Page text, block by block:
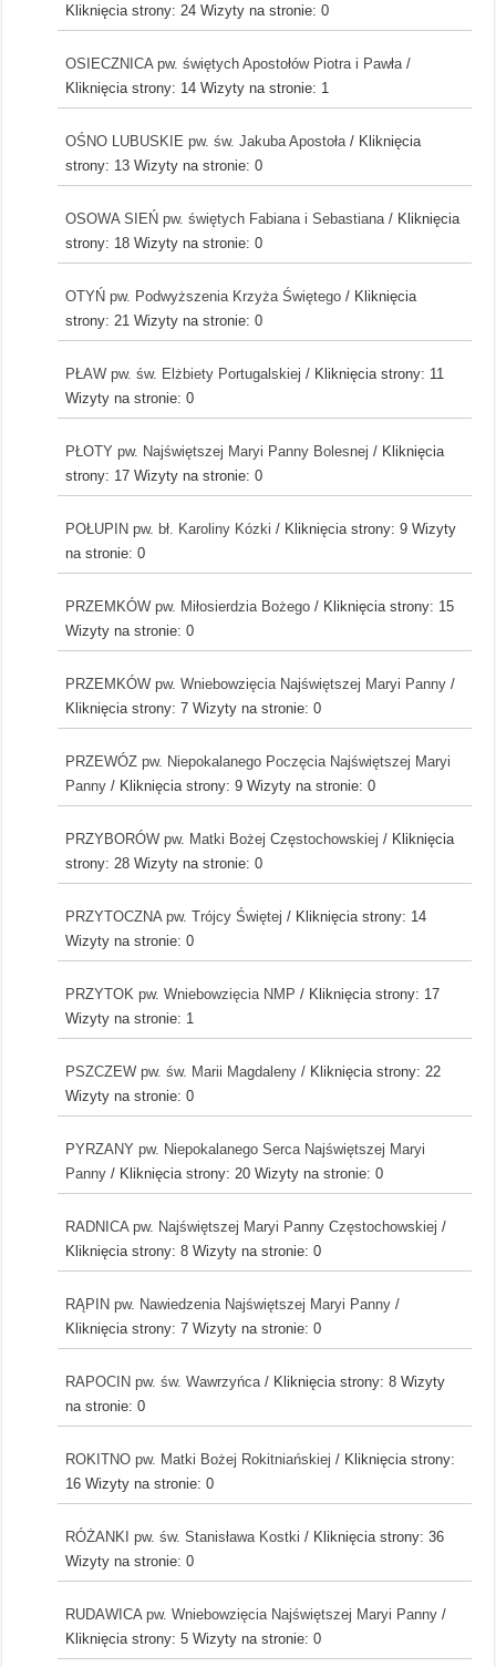
Kliknięcia strony: 24 Wizyty na stronie: 0
OSIECZNICA pw. świętych Apostołów Piotra i Pawła /
Kliknięcia strony: 14 Wizyty na stronie: 1
OŚNO LUBUSKIE pw. św. Jakuba Apostoła / Kliknięcia
strony: 13 Wizyty na stronie: 0
OSOWA SIEŃ pw. świętych Fabiana i Sebastiana / Kliknięcia
strony: 18 Wizyty na stronie: 0
OTYŃ pw. Podwyższenia Krzyża Świętego / Kliknięcia
strony: 21 Wizyty na stronie: 0
PŁAW pw. św. Elżbiety Portugalskiej / Kliknięcia strony: 11
Wizyty na stronie: 0
PŁOTY pw. Najświętszej Maryi Panny Bolesnej / Kliknięcia
strony: 17 Wizyty na stronie: 0
POŁUPIN pw. bł. Karoliny Kózki / Kliknięcia strony: 9 Wizyty
na stronie: 0
PRZEMKÓW pw. Miłosierdzia Bożego / Kliknięcia strony: 15
Wizyty na stronie: 0
PRZEMKÓW pw. Wniebowzięcia Najświętszej Maryi Panny /
Kliknięcia strony: 7 Wizyty na stronie: 0
PRZEWÓZ pw. Niepokalanego Poczęcia Najświętszej Maryi
Panny / Kliknięcia strony: 9 Wizyty na stronie: 0
PRZYBORÓW pw. Matki Bożej Częstochowskiej / Kliknięcia
strony: 28 Wizyty na stronie: 0
PRZYTOCZNA pw. Trójcy Świętej / Kliknięcia strony: 14
Wizyty na stronie: 0
PRZYTOK pw. Wniebowzięcia NMP / Kliknięcia strony: 17
Wizyty na stronie: 1
PSZCZEW pw. św. Marii Magdaleny / Kliknięcia strony: 22
Wizyty na stronie: 0
PYRZANY pw. Niepokalanego Serca Najświętszej Maryi
Panny / Kliknięcia strony: 20 Wizyty na stronie: 0
RADNICA pw. Najświętszej Maryi Panny Częstochowskiej /
Kliknięcia strony: 8 Wizyty na stronie: 0
RĄPIN pw. Nawiedzenia Najświętszej Maryi Panny /
Kliknięcia strony: 7 Wizyty na stronie: 0
RAPOCIN pw. św. Wawrzyńca / Kliknięcia strony: 8 Wizyty
na stronie: 0
ROKITNO pw. Matki Bożej Rokitniańskiej / Kliknięcia strony:
16 Wizyty na stronie: 0
RÓŻANKI pw. św. Stanisława Kostki / Kliknięcia strony: 36
Wizyty na stronie: 0
RUDAWICA pw. Wniebowzięcia Najświętszej Maryi Panny /
Kliknięcia strony: 5 Wizyty na stronie: 0